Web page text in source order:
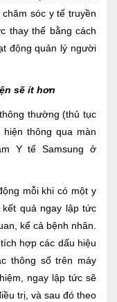
sóc y tế truyền
thay thế bằng cách
động quản lý người
sẽ ít hơn
thường (thủ tục
thông qua màn
Y tế Samsung ở
mỗi khi có một y
quả ngay lập tức
kể cả bệnh nhân.
hợp các dấu hiệu
thông số trên máy
ngay lập tức sẽ
trị, và sau đó theo